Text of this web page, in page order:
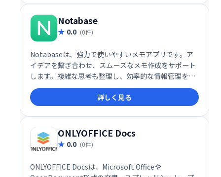
Notabase
0.0 (0件)
Notabaseは、強力で使いやすいメモアプリです。ア
イデアを繋ぎ合わせ、スムーズなメモ作成をサポート
します。複雑な思考も整理し、効率的な情報管理を実
現します。シンプルで直感的なインターフェースで、
誰でも簡単に利用できます。あなたのアイデアを形に
する、最高のメモアプリを体験してください。
詳しく見る
ONLYOFFICE Docs
0.0 (0件)
ONLYOFFICE Docsは、Microsoft Officeや